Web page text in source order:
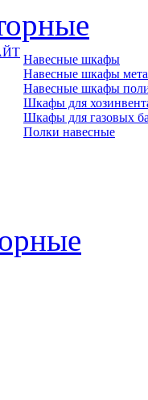
Навесные шкафы
Навесные шкафы
Навесные шкафы
Шкафы для
Шкафы для газовых
Полки навесные